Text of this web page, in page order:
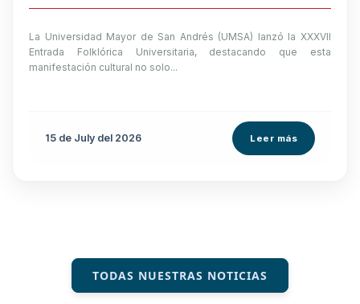
La Universidad Mayor de San Andrés (UMSA) lanzó la XXXVII
Entrada Folklórica Universitaria, destacando que esta
manifestación cultural no solo...
15 de July del 2026 Leer más
TODAS NUESTRAS NOTICIAS